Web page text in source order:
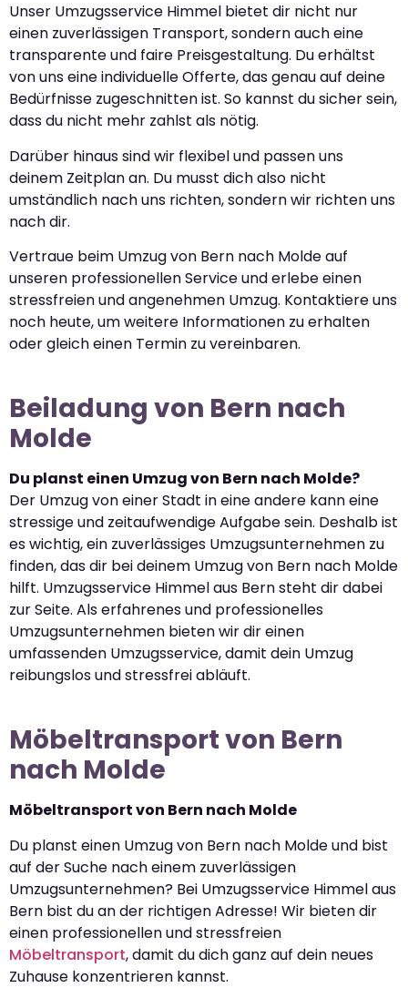
Unser Umzugsservice Himmel bietet dir nicht nur
einen zuverlässigen Transport, sondern auch eine
transparente und faire Preisgestaltung. Du erhältst
von uns eine individuelle Offerte, das genau auf deine
Bedürfnisse zugeschnitten ist. So kannst du sicher sein,
dass du nicht mehr zahlst als nötig.
Darüber hinaus sind wir flexibel und passen uns
deinem Zeitplan an. Du musst dich also nicht
umständlich nach uns richten, sondern wir richten uns
nach dir.
Vertraue beim Umzug von Bern nach Molde auf
unseren professionellen Service und erlebe einen
stressfreien und angenehmen Umzug. Kontaktiere uns
noch heute, um weitere Informationen zu erhalten
oder gleich einen Termin zu vereinbaren.
Beiladung von Bern nach
Molde
Du planst einen Umzug von Bern nach Molde?
Der Umzug von einer Stadt in eine andere kann eine
stressige und zeitaufwendige Aufgabe sein. Deshalb ist
es wichtig, ein zuverlässiges Umzugsunternehmen zu
finden, das dir bei deinem Umzug von Bern nach Molde
hilft. Umzugsservice Himmel aus Bern steht dir dabei
zur Seite. Als erfahrenes und professionelles
Umzugsunternehmen bieten wir dir einen
umfassenden Umzugsservice, damit dein Umzug
reibungslos und stressfrei abläuft.
Möbeltransport von Bern
nach Molde
Möbeltransport von Bern nach Molde
Du planst einen Umzug von Bern nach Molde und bist
auf der Suche nach einem zuverlässigen
Umzugsunternehmen? Bei Umzugsservice Himmel aus
Bern bist du an der richtigen Adresse! Wir bieten dir
einen professionellen und stressfreien
Möbeltransport, damit du dich ganz auf dein neues
Zuhause konzentrieren kannst.